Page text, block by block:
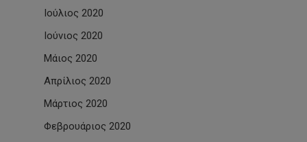
Ιούλιος 2020
Ιούνιος 2020
Μάιος 2020
Απρίλιος 2020
Μάρτιος 2020
Φεβρουάριος 2020